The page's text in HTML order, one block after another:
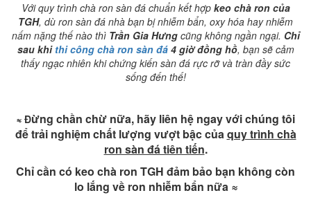
Với quy trình chà ron sàn đá chuẩn kết hợp keo chà ron của
TGH, dù ron sàn đá nhà bạn bị nhiễm bẩn, oxy hóa hay nhiễm
nấm nặng thế nào thì Trần Gia Hưngcũng không ngần ngại. Chỉ
sau khi thi công chà ron sàn đá4 giờ đồng hồ, bạn sẽ cảm
thấy ngạc nhiên khi chứng kiến sàn đá rực rỡ và tràn đầy sức
sống đến thế!
≈ Đừng chần chừ nữa, hãy liên hệ ngay với chúng tôi
để trải nghiệm chất lượng vượt bậc củaquy trình chà
ron sàn đá tiên tiến.
Chỉ cần có keo chà ron TGH đảm bảo bạn không còn
lo lắng về ron nhiễm bẩn nữa ≈